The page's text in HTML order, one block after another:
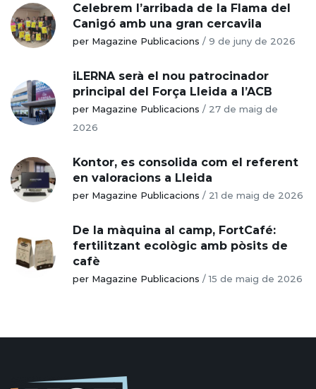
Celebrem l’arribada de la Flama del
Canigó amb una gran cercavila
per Magazine Publicacions / 9 de juny de 2026
iLERNA serà el nou patrocinador
principal del Força Lleida a l’ACB
per Magazine Publicacions / 27 de maig de
2026
Kontor, es consolida com el referent
en valoracions a Lleida
per Magazine Publicacions / 21 de maig de 2026
De la màquina al camp, FortCafé:
fertilitzant ecològic amb pòsits de
cafè
per Magazine Publicacions /15 de maig de 2026